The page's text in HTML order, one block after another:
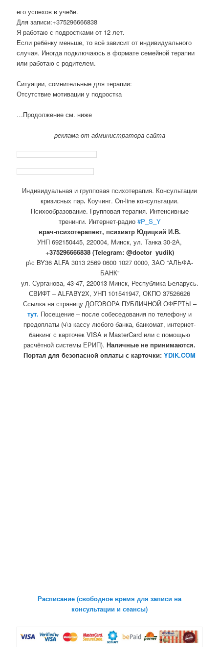
его успехов в учебе.
Для записи:+375296666838
Я работаю с подростками от 12 лет.
Если ребёнку меньше, то всё зависит от индивидуального
случая. Иногда подключаюсь в формате семейной терапии
или работаю с родителем.
Ситуации, сомнительные для терапии:
Отсутствие мотивации у подростка
…Продолжение см. ниже
реклама от администратора сайта
Индивидуальная и групповая психотерапия. Консультации
кризисных пар. Коучинг. On-line консультации.
Психообразование. Групповая терапия. Интенсивные
тренинги. Интернет-радио #P_S_Y
врач-психотерапевт, психиатр Юдицкий И.В.
УНП 692150445, 220004, Минск, ул. Танка 30-2А,
+375296666838 (Telegram: @doctor_yudik)
р\с BY36 ALFA 3013 2569 0600 1027 0000, ЗАО “АЛЬФА-
БАНК”
ул. Сурганова, 43-47, 220013 Минск, Республика Беларусь.
СВИФТ – ALFABY2X, УНП 101541947, ОКПО 37526626
Ссылка на страницу ДОГОВОРА ПУБЛИЧНОЙ ОФЕРТЫ –
тут. Посещение – после собеседования по телефону и
предоплаты (ч\з кассу любого банка, банкомат, интернет-
банкинг с карточек VISA и MasterCard или с помощью
расчётной системы ЕРИП). Наличные не принимаются.
Портал для безопасной оплаты с карточки: YDIK.COM
Расписание (свободное время для записи на
консультации и сеансы)